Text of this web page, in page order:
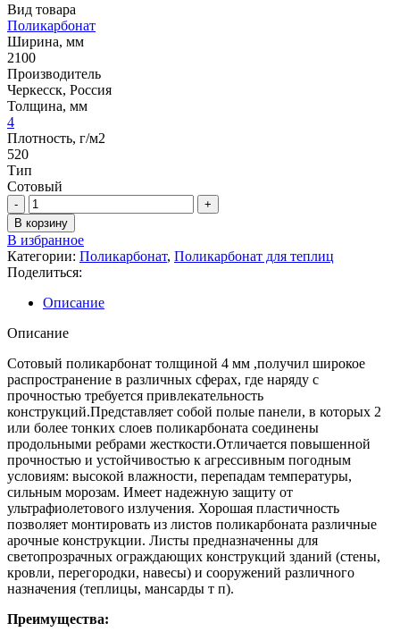
Вид товара
Поликарбонат
Ширина, мм
2100
Производитель
Черкесск, Россия
Толщина, мм
4
Плотность, г/м2
520
Тип
Сотовый
В корзину
В избранное
Категории: Поликарбонат, Поликарбонат для теплиц
Поделиться:
Описание
Описание
Сотовый поликарбонат толщиной 4 мм ,получил широкое
распространение в различных сферах, где наряду с
прочностью требуется привлекательность
конструкций.Представляет собой полые панели, в которых 2
или более тонких слоев поликарбоната соединены
продольными ребрами жесткости.Отличается повышенной
прочностью и устойчивостью к агрессивным погодным
условиям: высокой влажности, перепадам температуры,
сильным морозам. Имеет надежную защиту от
ультрафиолетового излучения. Хорошая пластичность
позволяет монтировать из листов поликарбоната различные
арочные конструкции. Листы предназначенны для
светопрозрачных ограждающих конструкций зданий (стены,
кровли, перегородки, навесы) и сооружений различного
назначения (теплицы, мансарды т п).
Преимущества: